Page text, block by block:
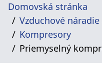
Domovská stránka
Vzduchové
Kompresory
Priemyselný